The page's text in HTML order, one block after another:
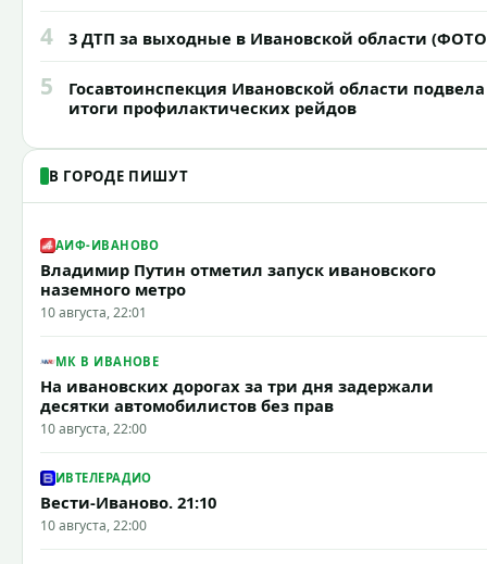
4 3 ДТП за выходные в Ивановской области
5
Госавтоинспекция Ивановской области подвела
итоги профилактических рейдов
В ГОРОДЕ ПИШУТ
АИФ-ИВАНОВО
Владимир Путин отметил запуск ивановского
наземного метро
10 августа, 22:01
МК В ИВАНОВЕ
На ивановских дорогах за три дня задержали
десятки автомобилистов без прав
10 августа, 22:00
ИВТЕЛЕРАДИО
Вести-Иваново. 21:10
10 августа, 22:00